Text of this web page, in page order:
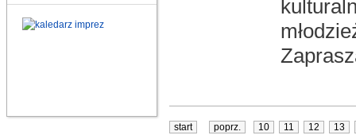
start poprz. 10 11 12 13